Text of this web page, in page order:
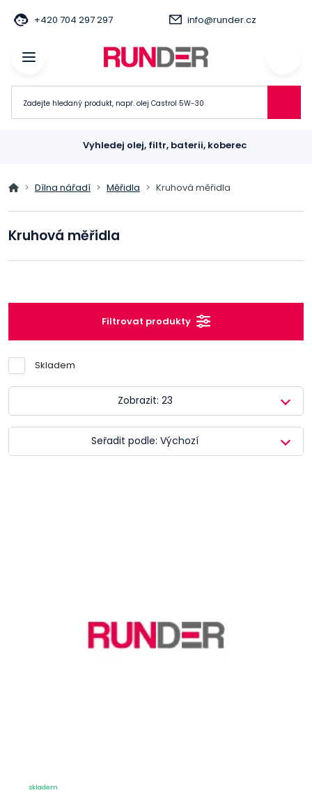
+420 704 297 297 info@runder.cz
Vyhledej olej, filtr, baterii, koberec
Dílna nářadí Měřidla Kruhová měřidla
Kruhová měřidla
Filtrovat produkty
Seřadit podle: Výchozí
Skladem
Zobrazit: 23
skladem